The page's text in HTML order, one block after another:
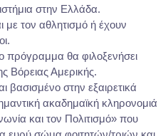
στην Ελλάδα.
με τον αθλητισμό ή έχουν
θα φιλοξενήσει
Βόρειας Αμερικής.
βασισμένο στην εξαιρετικά
ακαδημαϊκή κληρονομιά
και τον Πολιτισμό» που